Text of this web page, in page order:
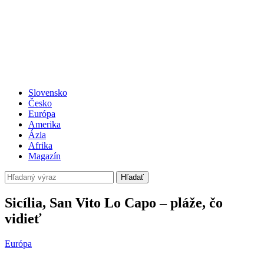
Slovensko
Česko
Európa
Amerika
Ázia
Afrika
Magazín
Hľadať
Sicília, San Vito Lo Capo – pláže, čo
vidieť
Európa